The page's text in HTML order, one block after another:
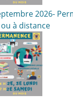
2026-
à distance